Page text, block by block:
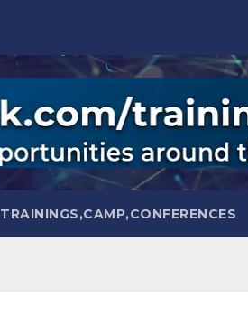
TRAININGS,CAMP,CONFERENCES